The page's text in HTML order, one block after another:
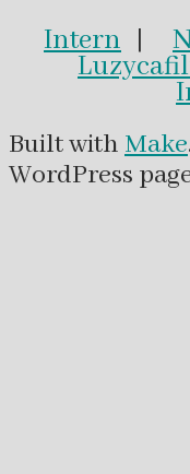
Intern |
Built with Make
WordPress